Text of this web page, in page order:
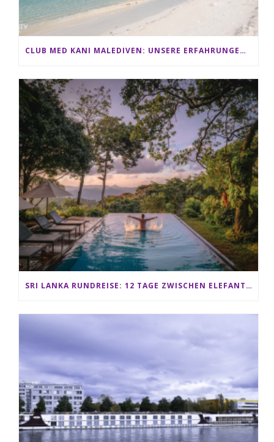
CLUB MED KANI MALEDIVEN: UNSERE ERFAHRUNGEN IM ALL-INCLUSIVE PARADIES
SRI LANKA RUNDREISE: 12 TAGE ZWISCHEN ELEFANTEN, TEEPLANTAGEN & STRAND ALS FAMILIE